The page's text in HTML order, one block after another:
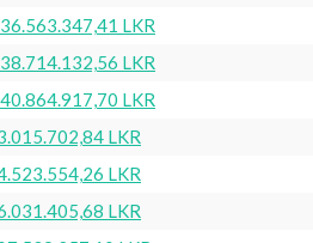
LKR
LKR
LKR
LKR
LKR
LKR